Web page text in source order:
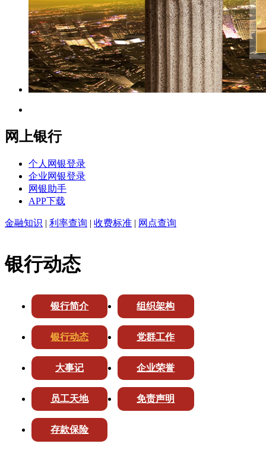
网上银行
个人网银登录
企业网银登录
网银助手
APP下载
金融知识 | 利率查询 | 收费标准 | 网点查询
银行动态
银行简介 组织架构
银行动态 党群工作
大事记 企业荣誉
员工天地 免责声明
存款保险